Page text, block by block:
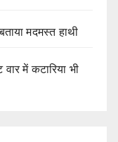
मदमस्त हाथी
में कटारिया भी